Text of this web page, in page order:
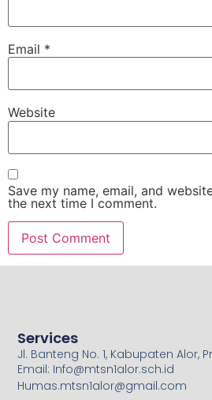
Email *
Website
Save my name, email, and
the next time I comment.
Services
Jl. Banteng No. 1, Kabupaten Alor,
Email: Info@mtsn1alor.sch.id
Humas.mtsn1alor@gmail.com